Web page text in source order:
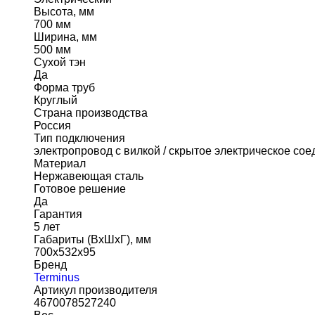
Высота, мм
700 мм
Ширина, мм
500 мм
Сухой тэн
Да
Форма труб
Круглый
Страна производства
Россия
Тип подключения
электропровод с вилкой / скрытое электрическое
Материал
Нержавеющая сталь
Готовое решение
Да
Гарантия
5 лет
Габариты (ВхШхГ), мм
700х532х95
Бренд
Terminus
Артикул производителя
4670078527240